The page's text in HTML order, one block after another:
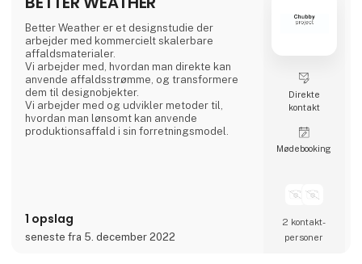
Better Weather er et designstudie der
arbejder med kommercielt skalerbare
affaldsmaterialer.
Vi arbejder med, hvordan man direkte kan
anvende affaldsstrømme, og transformere
dem til designobjekter.
Vi arbejder med og udvikler metoder til,
hvordan man lønsomt kan anvende
produktionsaffald i sin forretningsmodel.
1 opslag
seneste fra 5. december 2022
Direkte
kontakt
Møde­booking
2 kontakt­
personer